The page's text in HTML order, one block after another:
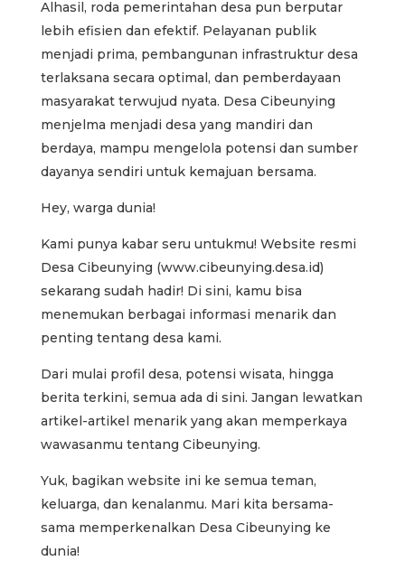
Alhasil, roda pemerintahan desa pun berputar
lebih efisien dan efektif. Pelayanan publik
menjadi prima, pembangunan infrastruktur desa
terlaksana secara optimal, dan pemberdayaan
masyarakat terwujud nyata. Desa Cibeunying
menjelma menjadi desa yang mandiri dan
berdaya, mampu mengelola potensi dan sumber
dayanya sendiri untuk kemajuan bersama.
Hey, warga dunia!
Kami punya kabar seru untukmu! Website resmi
Desa Cibeunying (www.cibeunying.desa.id)
sekarang sudah hadir! Di sini, kamu bisa
menemukan berbagai informasi menarik dan
penting tentang desa kami.
Dari mulai profil desa, potensi wisata, hingga
berita terkini, semua ada di sini. Jangan lewatkan
artikel-artikel menarik yang akan memperkaya
wawasanmu tentang Cibeunying.
Yuk, bagikan website ini ke semua teman,
keluarga, dan kenalanmu. Mari kita bersama-
sama memperkenalkan Desa Cibeunying ke
dunia!